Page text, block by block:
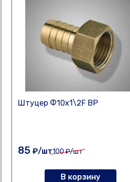
Штуцер Ф10х1\2F ВР
85 ₽/шт100₽/шт
В корзину